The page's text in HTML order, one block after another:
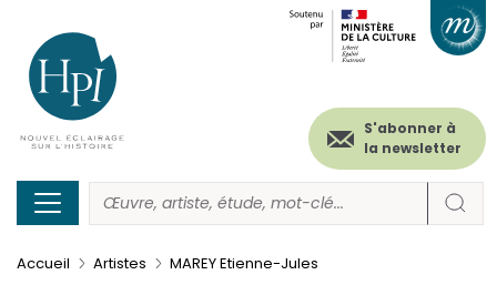
contenu
principal
Menu
secondaire
(header)
S'abonner à
la newsletter
Accueil Artistes MAREY Etienne-Jules